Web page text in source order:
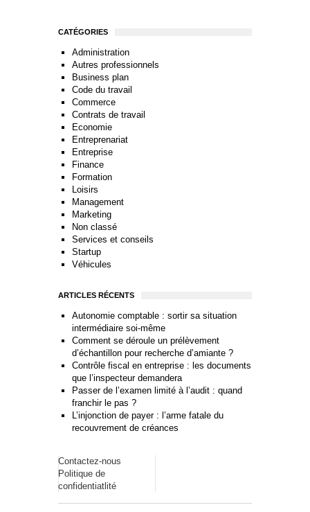
CATÉGORIES
Administration
Autres professionnels
Business plan
Code du travail
Commerce
Contrats de travail
Economie
Entreprenariat
Entreprise
Finance
Formation
Loisirs
Management
Marketing
Non classé
Services et conseils
Startup
Véhicules
ARTICLES RÉCENTS
Autonomie comptable : sortir sa situation
intermédiaire soi-même
Comment se déroule un prélèvement
d’échantillon pour recherche d’amiante ?
Contrôle fiscal en entreprise : les documents
que l’inspecteur demandera
Passer de l’examen limité à l’audit : quand
franchir le pas ?
L’injonction de payer : l’arme fatale du
recouvrement de créances
Contactez-nous
Politique de
confidentiatlité